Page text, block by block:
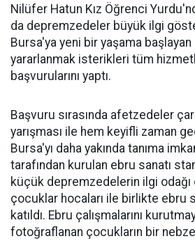
Nilüfer Hatun Kız Öğrenci
da depremzedeler büyük ilgi
Bursa'ya yeni bir yaşama
yararlanmak isterikleri tüm
başvurularını yaptı.
Başvuru sırasında afetzedeler
yarışması ile hem keyifli zaman
Bursa'yı daha yakında tanıma
tarafından kurulan ebru sanatı
küçük depremzedelerin ilgi
çocuklar hocaları ile birlikte ebru
katıldı. Ebru çalışmalarını
fotoğraflanan çocukların bir